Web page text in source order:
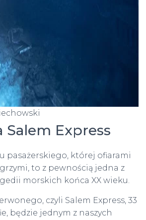
Salem Express
pasażerskiego, której ofiarami
to z pewnością jedna z
morskich końca XX wieku.
czyli Salem Express, 33
będzie jednym z naszych